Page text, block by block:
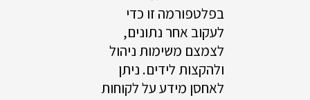
בפלטפורמה זו כדי
לעקוב אחר נתונים,
לצמצם משימות ניהול
ולהקצות לידים. ניתן
לאחסן מידע על לקוחות